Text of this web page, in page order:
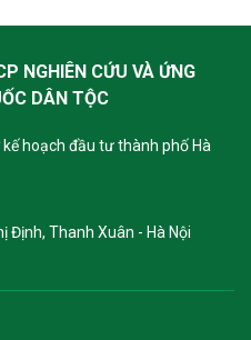
NGHIÊN CỨU VÀ ỨNG
DÂN TỘC
hoạch đầu tư thành phố Hà
Định, Thanh Xuân - Hà Nội